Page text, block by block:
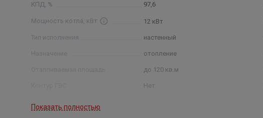
КПД, % 97,6
Мощность котла, кВт 12 кВт
Тип исполнения настенный
отопление
до 120 кв.м
Нет
Показать полностью